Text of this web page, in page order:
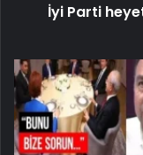
İyi Parti